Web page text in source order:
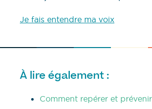
Je fais entendre ma voix
À lire également :
Comment repérer et